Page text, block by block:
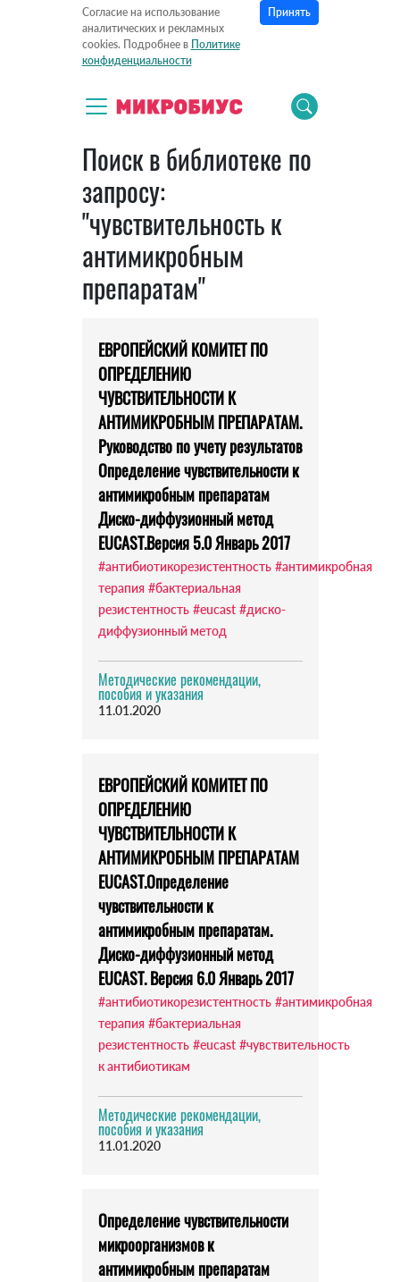
Согласие на использование
аналитических и рекламных
cookies. Подробнее в Политике
конфиденциальности
Принять
Поиск в библиотеке по
запросу:
"чувствительность к
антимикробным
препаратам"
ЕВРОПЕЙСКИЙ КОМИТЕТ ПО
ОПРЕДЕЛЕНИЮ
ЧУВСТВИТЕЛЬНОСТИ К
АНТИМИКРОБНЫМ ПРЕПАРАТАМ.
Руководство по учету результатов
Определение чувствительности к
антимикробным препаратам
Диско-диффузионный метод
EUCAST.Версия 5.0 Январь 2017
#антибиотикорезистентность #антимикробная
терапия #бактериальная
резистентность #eucast #диско-
диффузионный метод
Методические рекомендации,
пособия и указания
11.01.2020
ЕВРОПЕЙСКИЙ КОМИТЕТ ПО
ОПРЕДЕЛЕНИЮ
ЧУВСТВИТЕЛЬНОСТИ К
АНТИМИКРОБНЫМ ПРЕПАРАТАМ
EUCAST.Определение
чувствительности к
антимикробным препаратам.
Диско-диффузионный метод
EUCAST. Версия 6.0 Январь 2017
#антибиотикорезистентность #антимикробная
терапия #бактериальная
резистентность #eucast #чувствительность
к антибиотикам
Методические рекомендации,
пособия и указания
11.01.2020
Определение чувствительности
микроорганизмов к
антимикробным препаратам